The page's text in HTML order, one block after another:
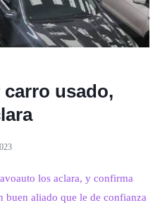
usado,
los aclara, y confirma
buen aliado que le de confianza